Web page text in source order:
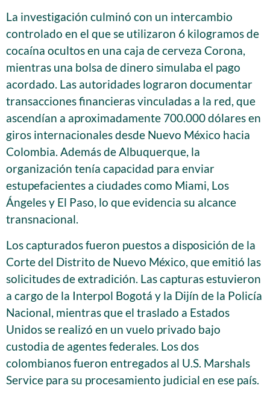
La investigación culminó con un intercambio
controlado en el que se utilizaron 6 kilogramos de
cocaína ocultos en una caja de cerveza Corona,
mientras una bolsa de dinero simulaba el pago
acordado. Las autoridades lograron documentar
transacciones financieras vinculadas a la red, que
ascendían a aproximadamente 700.000 dólares en
giros internacionales desde Nuevo México hacia
Colombia. Además de Albuquerque, la
organización tenía capacidad para enviar
estupefacientes a ciudades como Miami, Los
Ángeles y El Paso, lo que evidencia su alcance
transnacional.
Los capturados fueron puestos a disposición de la
Corte del Distrito de Nuevo México, que emitió las
solicitudes de extradición. Las capturas estuvieron
a cargo de la Interpol Bogotá y la Dijín de la Policía
Nacional, mientras que el traslado a Estados
Unidos se realizó en un vuelo privado bajo
custodia de agentes federales. Los dos
colombianos fueron entregados al U.S. Marshals
Service para su procesamiento judicial en ese país.